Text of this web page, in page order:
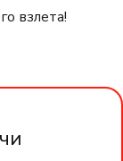
взлета!